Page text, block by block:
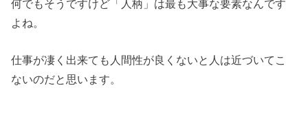
何でもそうですけど「人柄」は最も大事な要素なんです
よね。
仕事が凄く出来ても人間性が良くないと人は近づいてこ
ないのだと思います。